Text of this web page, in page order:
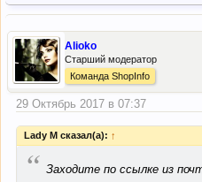
Alioko
Старший модератор
Команда ShopInfo
29 Октябрь 2017 в 07:37
Lady M сказал(а): ↑
“ Заходите по ссылке из